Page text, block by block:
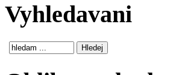
Vyhledavani